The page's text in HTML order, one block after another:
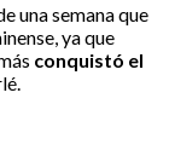
una semana que
ya que
conquistó el